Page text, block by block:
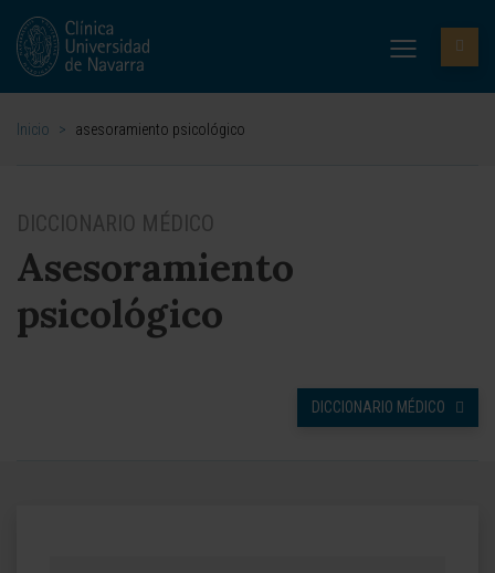
Inicio > asesoramiento psicológico
DICCIONARIO MÉDICO
Asesoramiento
psicológico
DICCIONARIO MÉDICO